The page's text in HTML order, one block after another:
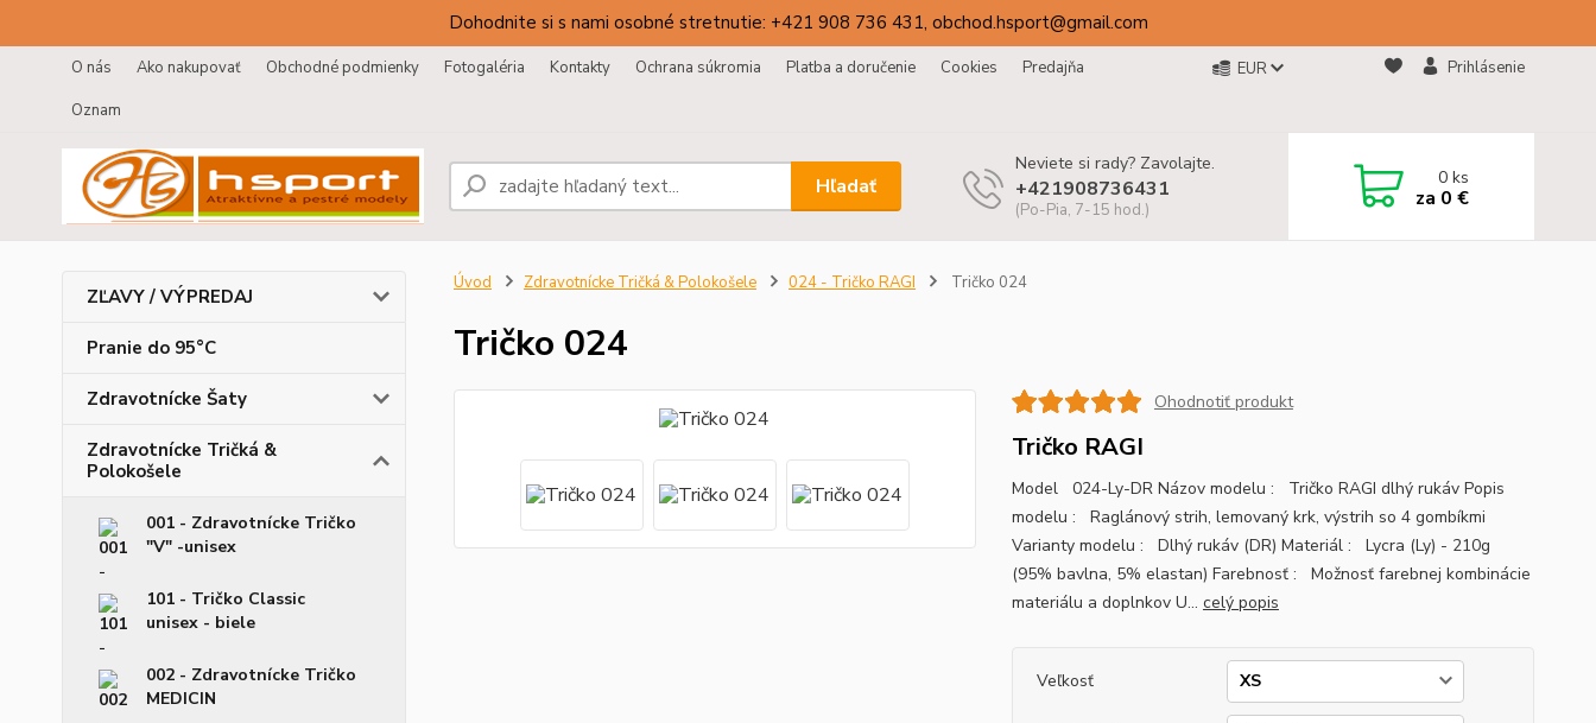
Dohodnite si s nami osobné stretnutie: +421 908 736 431, obchod.hsport@gmail.com
O nás Ako nakupovať Obchodné podmienky Fotogaléria Kontakty Ochrana súkromia Platba a doručenie Cookies
Predajňa
Oznam
EUR Prihlásenie
Hľadať
Neviete si rady? Zavolajte.
+421908736431
(Po-Pia, 7-15 hod.)
0ks
za 0 €
ZĽAVY / VÝPREDAJ
Pranie do 95°C
Zdravotnícke Šaty
Zdravotnícke Tričká &
Polokošele
001 - Zdravotnícke Tričko
"V" -unisex
101 - Tričko Classic
unisex - biele
002 - Zdravotnícke Tričko
MEDICIN
Úvod Zdravotnícke Tričká & Polokošele 024 - Tričko RAGI Tričko 024
Tričko 024
Ohodnotiť produkt
Tričko RAGI
Model 024-Ly-DR Názov modelu : Tričko RAGI dlhý rukáv Popis
modelu : Raglánový strih, lemovaný krk, výstrih so 4 gombíkmi
Varianty modelu : Dlhý rukáv (DR) Materiál : Lycra (Ly) - 210g
(95% bavlna, 5% elastan) Farebnosť : Možnosť farebnej kombinácie
materiálu a doplnkov U... celý popis
Veľkosť